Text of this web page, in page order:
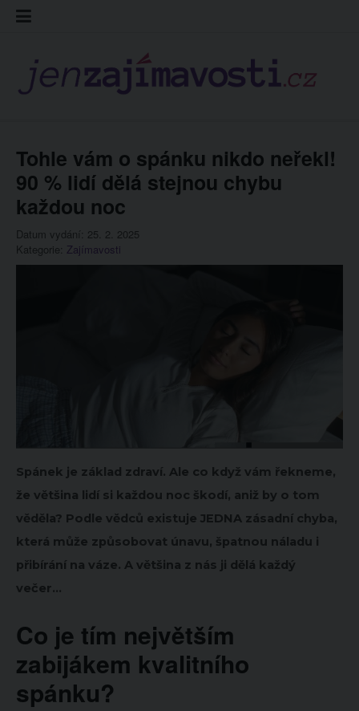
Skip
Tohle vám o spánku nikdo neřekl!
90 % lidí dělá stejnou chybu
každou noc
Datum vydání: 25. 2. 2025
Kategorie: Zajímavosti
Spánek je základ zdraví. Ale co když vám řekneme,
že většina lidí si každou noc škodí, aniž by o tom
věděla? Podle vědců existuje JEDNA zásadní chyba,
která může způsobovat únavu, špatnou náladu i
přibírání na váze. A většina z nás ji dělá každý
večer…
Co je tím největším
zabijákem kvalitního
spánku?